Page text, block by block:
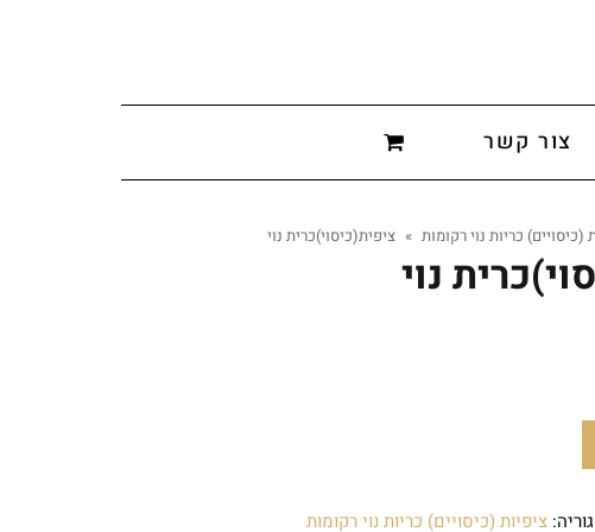
צור קשר
(כיסויים) כריות נוי רקומות » ציפית(כיסוי)כרית נוי
נוי
ציפיות (כיסויים) כריות נוי רקומות